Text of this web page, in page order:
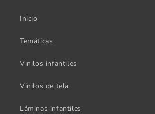
Inicio
Temáticas
Vinilos infantiles
Vinilos de tela
Láminas infantiles